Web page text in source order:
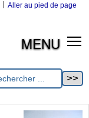
Aller au pied de page
MENU